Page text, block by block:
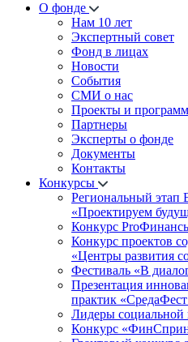
О фонде
Нам 10 лет
Экспертный совет
Фонд в лицах
Новости
События
СМИ о нас
Проекты и
Партнеры
Эксперты о фонде
Документы
Контакты
Конкурсы
Региональный этап
«Проектируем
Конкурс
Конкурс проектов
«Центры развития
Фестиваль «В
Презентация
практик
Лидеры социальной
Конкурс